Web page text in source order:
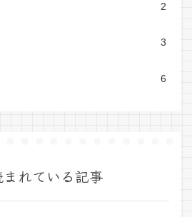
2
3
6
まれている記事